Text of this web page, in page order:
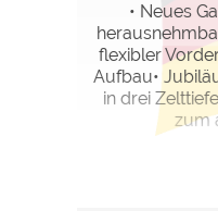
• Neues
flexibler
Aufbau•
in drei
zum